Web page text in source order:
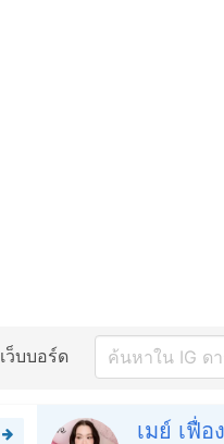
เว็บบอร์ด
เมย์ เฟื่อ